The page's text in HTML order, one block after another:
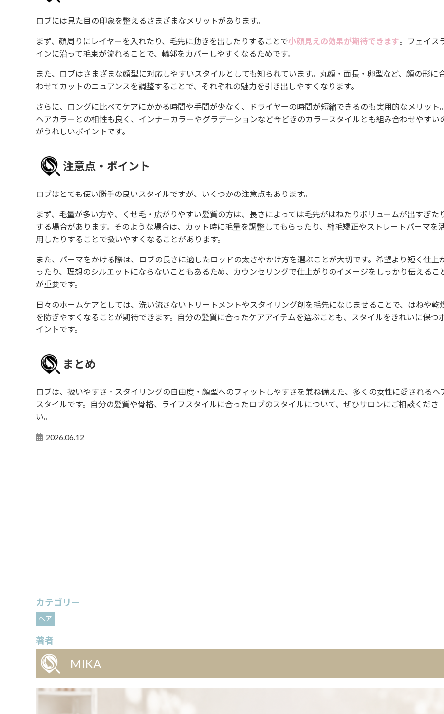
ロブには見た目の印象を整えるさまざまなメリットがあります。
まず、顔周りにレイヤーを入れたり、毛先に動きを出したりすることで小顔見えの効果が期待できます。フェイス
インに沿って毛束が流れることで、輪郭をカバーしやすくなるためです。
また、ロブはさまざまな顔型に対応しやすいスタイルとしても知られています。丸顔・面長・卵型など、顔の形に
わせてカットのニュアンスを調整することで、それぞれの魅力を引き出しやすくなります。
さらに、ロングに比べてケアにかかる時間や手間が少なく、ドライヤーの時間が短縮できるのも実用的なメリット。
ヘアカラーとの相性も良く、インナーカラーやグラデーションなど今どきのカラースタイルとも組み合わせやすい
がうれしいポイントです。
注意点・ポイント
ロブはとても使い勝手の良いスタイルですが、いくつかの注意点もあります。
まず、毛量が多い方や、くせ毛・広がりやすい髪質の方は、長さによっては毛先がはねたりボリュームが出すぎた
する場合があります。そのような場合は、カット時に毛量を調整してもらったり、縮毛矯正やストレートパーマを
用したりすることで扱いやすくなることがあります。
また、パーマをかける際は、ロブの長さに適したロッドの太さやかけ方を選ぶことが大切です。希望より短く仕上
ったり、理想のシルエットにならないこともあるため、カウンセリングで仕上がりのイメージをしっかり伝えるこ
が重要です。
日々のホームケアとしては、洗い流さないトリートメントやスタイリング剤を毛先になじませることで、はねや乾
を防ぎやすくなることが期待できます。自分の髪質に合ったケアアイテムを選ぶことも、スタイルをきれいに保つ
イントです。
まとめ
ロブは、扱いやすさ・スタイリングの自由度・顔型へのフィットしやすさを兼ね備えた、多くの女性に愛されるヘ
スタイルです。自分の髪質や骨格、ライフスタイルに合ったロブのスタイルについて、ぜひサロンにご相談くださ
い。
2026.06.12
カテゴリー
ヘア
著者
MIKA